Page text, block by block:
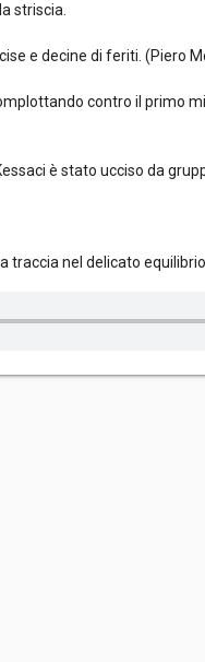
striscia.
e decine di feriti. (Piero
contro il primo
è stato ucciso da
traccia nel delicato